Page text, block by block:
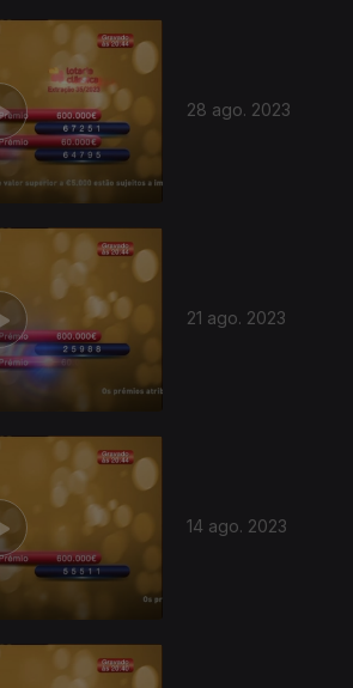
28 ago. 2023
21 ago. 2023
14 ago. 2023